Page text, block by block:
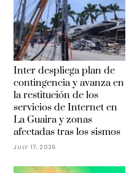
Inter despliega plan de
contingencia y avanza en
la restitución de los
servicios de Internet en
La Guaira y zonas
afectadas tras los sismos
JULY 17, 2026